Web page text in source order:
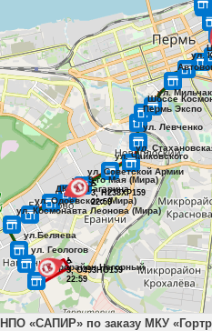
НПО «САПИР» по заказу МКУ